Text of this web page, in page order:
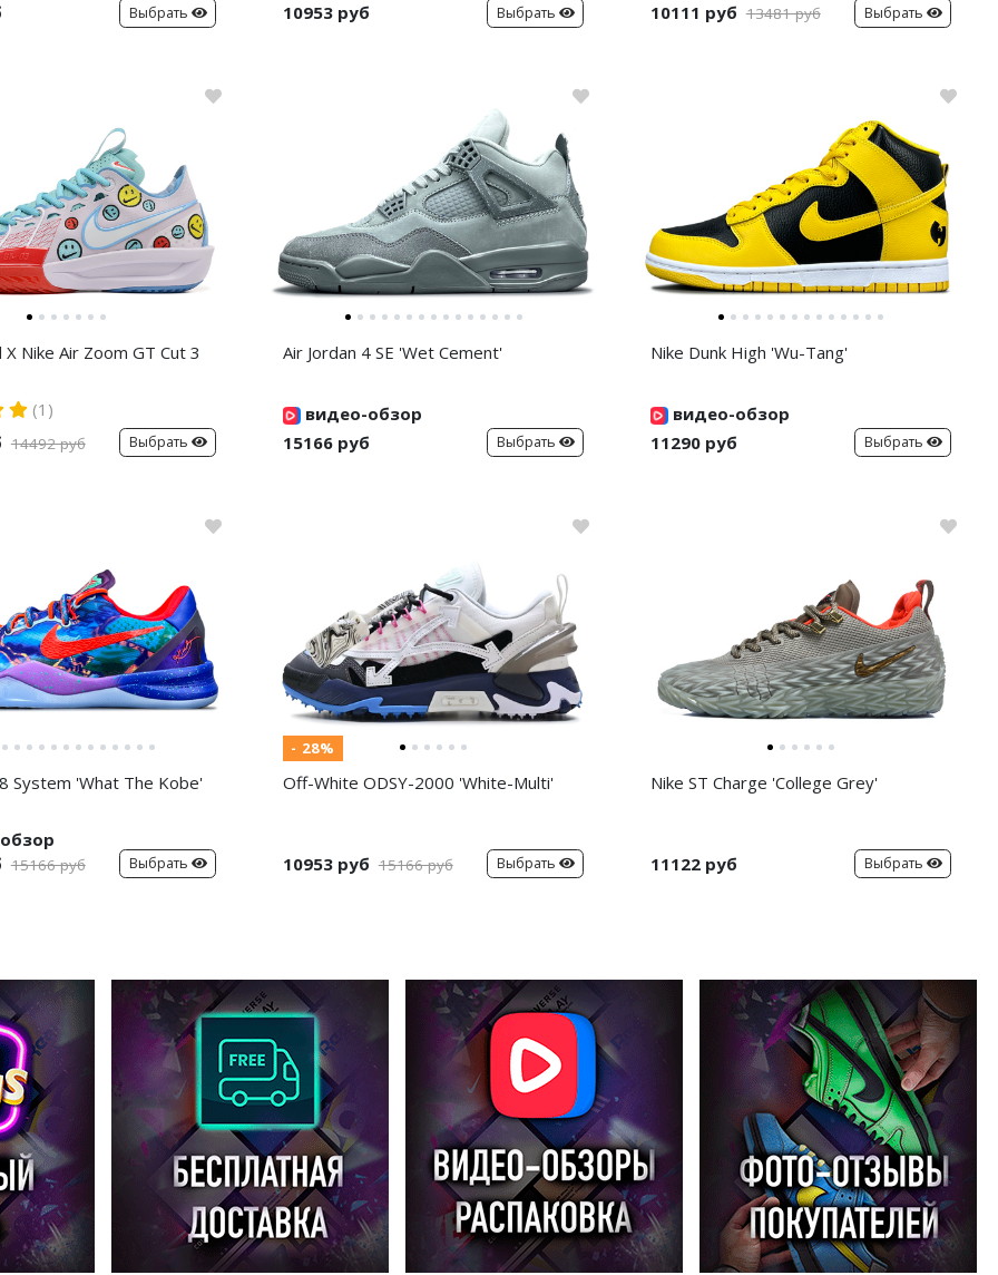
Выбрать 10953 руб Выбрать 10111 руб 13481 руб Выбрать
X Nike Air Zoom GT Cut 3
(1)
14492 руб Выбрать
Air Jordan 4 SE 'Wet Cement'
видео-обзор
15166 руб
Выбрать
Nike Dunk High 'Wu-Tang'
видео-обзор
11290 руб
Выбрать
System 'What The Kobe'
15166 руб Выбрать
- 28%
Off-White ODSY-2000 'White-Multi'
10953 руб 15166 руб Выбрать
Nike ST Charge 'College Grey'
11122 руб Выбрать